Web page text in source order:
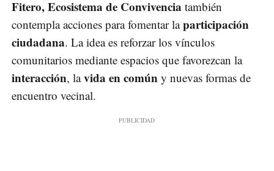
Fitero, Ecosistema de Convivencia también
contempla acciones para fomentar laparticipación
ciudadana. La idea es reforzar los vínculos
comunitarios mediante espacios que favorezcan la
interacción, lavida en común y nuevas formas de
encuentro vecinal.